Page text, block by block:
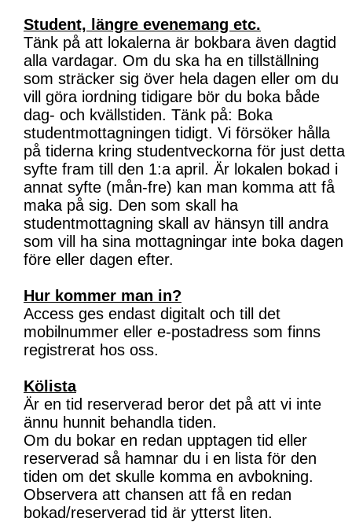
Student, längre evenemang etc.
Tänk på att lokalerna är bokbara även dagtid
alla vardagar. Om du ska ha en tillställning
som sträcker sig över hela dagen eller om du
vill göra iordning tidigare bör du boka både
dag- och kvällstiden. Tänk på: Boka
studentmottagningen tidigt. Vi försöker hålla
på tiderna kring studentveckorna för just detta
syfte fram till den 1:a april. Är lokalen bokad i
annat syfte (mån-fre) kan man komma att få
maka på sig. Den som skall ha
studentmottagning skall av hänsyn till andra
som vill ha sina mottagningar inte boka dagen
före eller dagen efter.
Hur kommer man in?
Access ges endast digitalt och till det
mobilnummer eller e-postadress som finns
registrerat hos oss.
Kölista
Är en tid reserverad beror det på att vi inte
ännu hunnit behandla tiden.
Om du bokar en redan upptagen tid eller
reserverad så hamnar du i en lista för den
tiden om det skulle komma en avbokning.
Observera att chansen att få en redan
bokad/reserverad tid är ytterst liten.